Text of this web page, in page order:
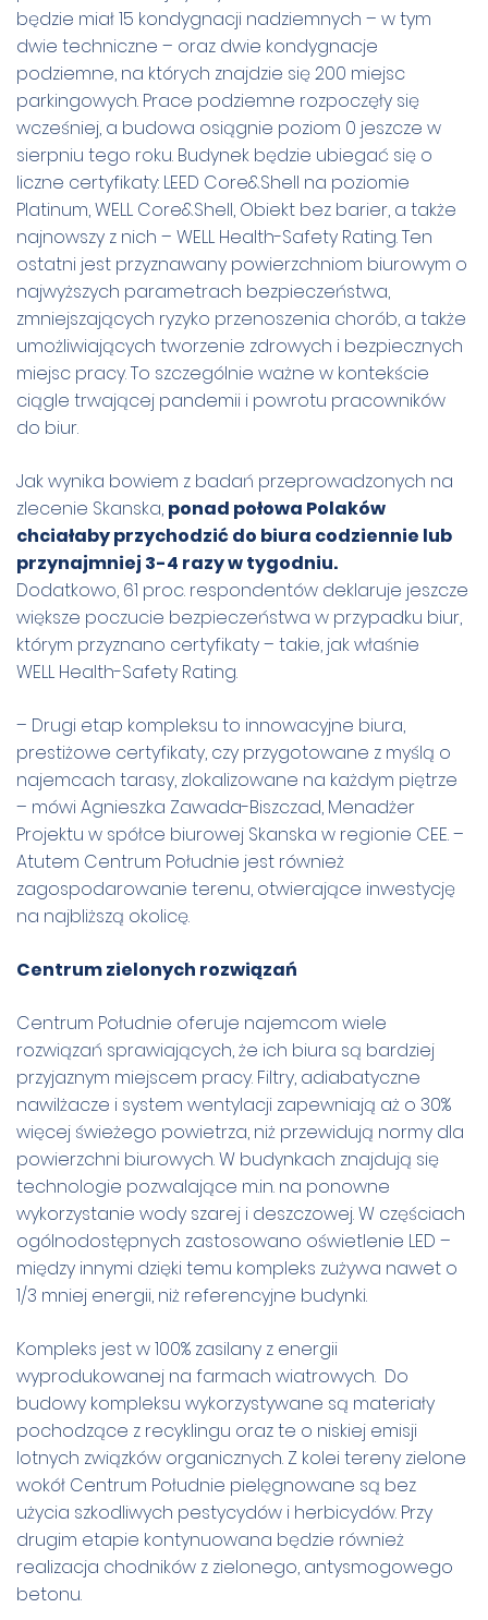
będzie miał 15 kondygnacji nadziemnych – w tym
dwie techniczne – oraz dwie kondygnacje
podziemne, na których znajdzie się 200 miejsc
parkingowych. Prace podziemne rozpoczęły się
wcześniej, a budowa osiągnie poziom 0 jeszcze w
sierpniu tego roku. Budynek będzie ubiegać się o
liczne certyfikaty: LEED Core&Shell na poziomie
Platinum, WELL Core&Shell, Obiekt bez barier, a także
najnowszy z nich – WELL Health-Safety Rating. Ten
ostatni jest przyznawany powierzchniom biurowym o
najwyższych parametrach bezpieczeństwa,
zmniejszających ryzyko przenoszenia chorób, a także
umożliwiających tworzenie zdrowych i bezpiecznych
miejsc pracy. To szczególnie ważne w kontekście
ciągle trwającej pandemii i powrotu pracowników
do biur.
Jak wynika bowiem z badań przeprowadzonych na
zlecenie Skanska, ponad połowa Polaków
chciałaby przychodzić do biura codziennie lub
przynajmniej 3-4 razy w tygodniu.
Dodatkowo, 61 proc. respondentów deklaruje jeszcze
większe poczucie bezpieczeństwa w przypadku biur,
którym przyznano certyfikaty – takie, jak właśnie
WELL Health-Safety Rating.
– Drugi etap kompleksu to innowacyjne biura,
prestiżowe certyfikaty, czy przygotowane z myślą o
najemcach tarasy, zlokalizowane na każdym piętrze
– mówi Agnieszka Zawada-Biszczad, Menadżer
Projektu w spółce biurowej Skanska w regionie CEE. –
Atutem Centrum Południe jest również
zagospodarowanie terenu, otwierające inwestycję
na najbliższą okolicę.
Centrum zielonych rozwiązań
Centrum Południe oferuje najemcom wiele
rozwiązań sprawiających, że ich biura są bardziej
przyjaznym miejscem pracy. Filtry, adiabatyczne
nawilżacze i system wentylacji zapewniają aż o 30%
więcej świeżego powietrza, niż przewidują normy dla
powierzchni biurowych. W budynkach znajdują się
technologie pozwalające m.in. na ponowne
wykorzystanie wody szarej i deszczowej. W częściach
ogólnodostępnych zastosowano oświetlenie LED –
między innymi dzięki temu kompleks zużywa nawet o
1/3 mniej energii, niż referencyjne budynki.
Kompleks jest w 100% zasilany z energii
wyprodukowanej na farmach wiatrowych. Do
budowy kompleksu wykorzystywane są materiały
pochodzące z recyklingu oraz te o niskiej emisji
lotnych związków organicznych. Z kolei tereny zielone
wokół Centrum Południe pielęgnowane są bez
użycia szkodliwych pestycydów i herbicydów. Przy
drugim etapie kontynuowana będzie również
realizacja chodników z zielonego, antysmogowego
betonu.